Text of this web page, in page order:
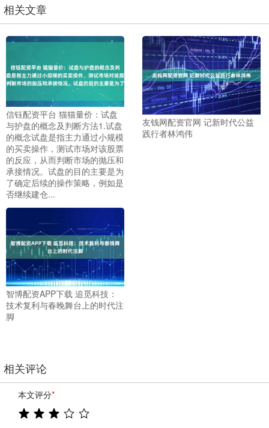
相关文章
信钰配资平台 猫猫量价：试盘
与护盘的概念及判断方法1.试盘
的概念试盘是指主力通过小规模
的买卖操作，测试市场对该股票
的反应，从而判断市场的抛压和
承接情况。试盘的目的主要是为
了确定后续的操作策略，例如是
否继续建仓...
友钱网配资官网 记新时代公益
践行者林鸿伟
智博配资APP下载 追觅科技：
技术复利与春晚舞台上的时代注
脚
相关评论
本文评分*